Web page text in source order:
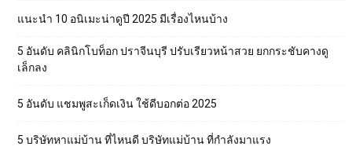
แนะนำ 10 อนิเมะน่าดูปี 2025 มีเรื่องไหนบ้าง
5 อันดับ คลินิกโบท็อก ปราจีนบุรี ปรับเรียวหน้าสวย ยกกระชับคางดู
เล็กลง
5 อันดับ แชมพูสะเก็ดเงิน ใช้ดีบอกต่อ 2025
5 บริษัทหาแม่บ้าน ที่ไหนดี บริษัทแม่บ้าน ที่กำลังมาแรง